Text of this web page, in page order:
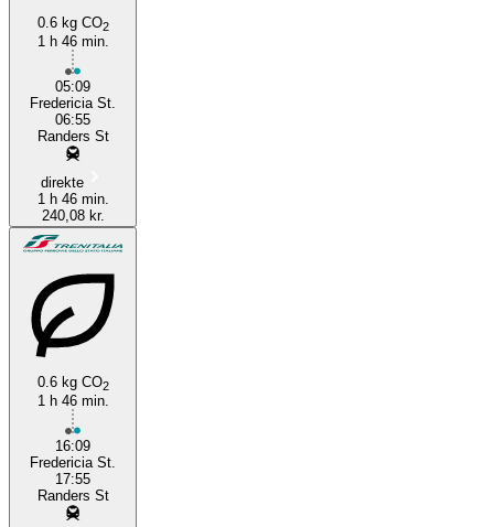
0.6 kg CO2
1 h 46 min.
05:09
Fredericia St.
06:55
Randers St
direkte
1 h 46 min.
240,08 kr.
0.6 kg CO2
1 h 46 min.
16:09
Fredericia St.
17:55
Randers St